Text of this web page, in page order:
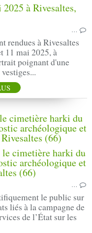
…
rendues à Rivesaltes
11 mai 2025, à
poignant d'une
cimetière harki du
archéologique et
(66)
…
le public sur
liés à la campagne de
de l’État sur les